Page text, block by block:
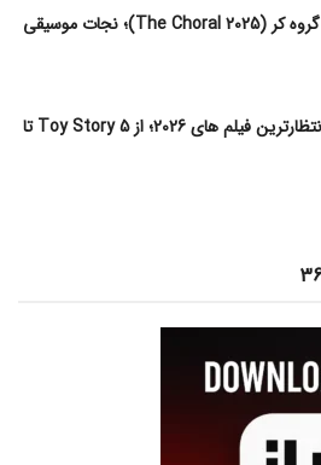
پیشنهاد فیلم گروه کر (The Choral 2025)؛ نجات موسیقی
لیست مورد انتظارترین فیلم های 2026؛ از Toy Story 5 تا